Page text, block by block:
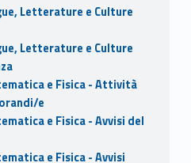
Letterature e Culture
Letterature e Culture
e Fisica - Attività
e
e Fisica - Avvisi del
e Fisica - Avvisi